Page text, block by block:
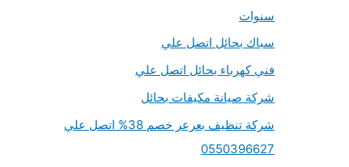
سنوات
سباك بحائل اتصل علي
فني كهرباء بحائل اتصل علي
شركة صيانة مكيفات بحائل
شركة تنظيف بعرعر خصم 38% اتصل علي
0550396627